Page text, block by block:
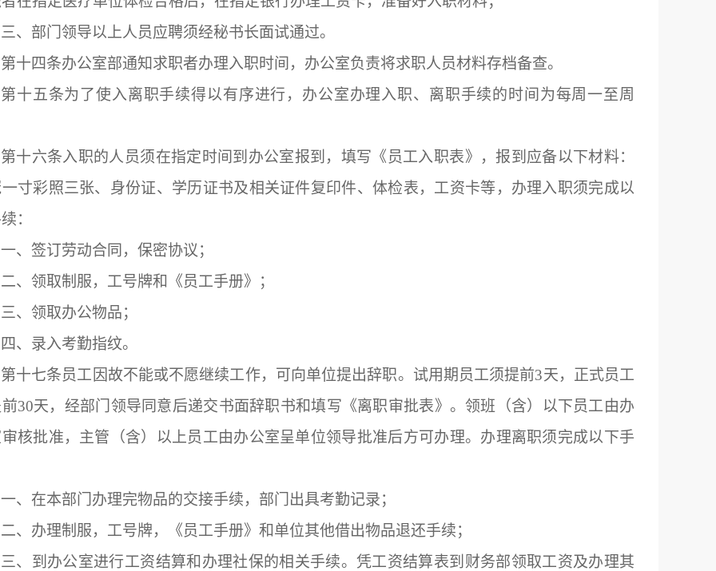
三、部门领导以上人员应聘须经秘书长面试通过。
第十四条办公室部通知求职者办理入职时间，办公室负责将求职人员材料存档备查。
第十五条为了使入离职手续得以有序进行，办公室办理入职、离职手续的时间为每周一至周
第十六条入职的人员须在指定时间到办公室报到，填写《员工入职表》，报到应备以下材料：
寸彩照三张、身份证、学历证书及相关证件复印件、体检表，工资卡等，办理入职须完成以
：
一、签订劳动合同，保密协议；
二、领取制服，工号牌和《员工手册》；
三、领取办公物品；
四、录入考勤指纹。
第十七条员工因故不能或不愿继续工作，可向单位提出辞职。试用期员工须提前3天，正式员工
30天，经部门领导同意后递交书面辞职书和填写《离职审批表》。领班（含）以下员工由办
核批准，主管（含）以上员工由办公室呈单位领导批准后方可办理。办理离职须完成以下手
一、在本部门办理完物品的交接手续，部门出具考勤记录；
二、办理制服，工号牌，《员工手册》和单位其他借出物品退还手续；
三、到办公室进行工资结算和办理社保的相关手续。凭工资结算表到财务部领取工资及办理其